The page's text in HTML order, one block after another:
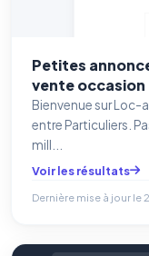
Petites
vente occasion
Bienvenue sur
entre Particuliers.
mill...
Voir les résultats
Dernière mise à jour le